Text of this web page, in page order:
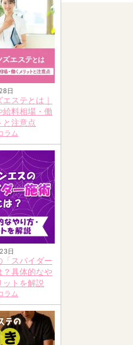
日
ステとは｜
給料相場・働
と注意点
ラム
日
「スパイダー
？具体的なや
ットを解説
ラム
浅草橋